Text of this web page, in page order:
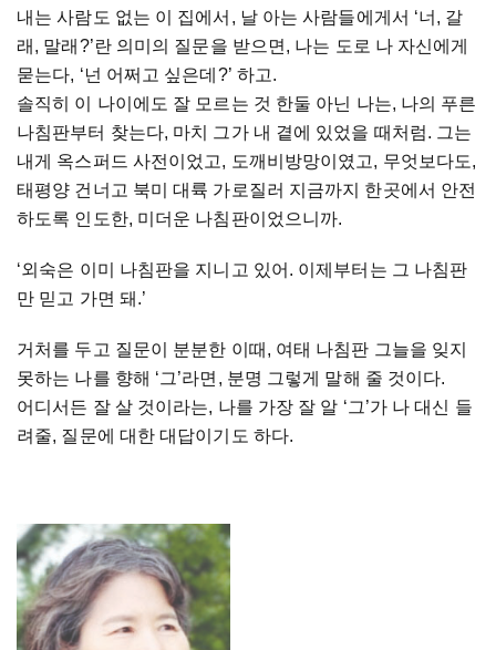
내는 사람도 없는 이 집에서, 날 아는 사람들에게서 ‘너, 갈
래, 말래?’란 의미의 질문을 받으면, 나는 도로 나 자신에게
묻는다, ‘넌 어쩌고 싶은데?’ 하고.
솔직히 이 나이에도 잘 모르는 것 한둘 아닌 나는, 나의 푸른
나침판부터 찾는다, 마치 그가 내 곁에 있었을 때처럼. 그는
내게 옥스퍼드 사전이었고, 도깨비방망이였고, 무엇보다도,
태평양 건너고 북미 대륙 가로질러 지금까지 한곳에서 안전
하도록 인도한, 미더운 나침판이었으니까.
‘외숙은 이미 나침판을 지니고 있어. 이제부터는 그 나침판
만 믿고 가면 돼.’
거처를 두고 질문이 분분한 이때, 여태 나침판 그늘을 잊지
못하는 나를 향해 ‘그’라면, 분명 그렇게 말해 줄 것이다.
어디서든 잘 살 것이라는, 나를 가장 잘 알 ‘그’가 나 대신 들
려줄, 질문에 대한 대답이기도 하다.